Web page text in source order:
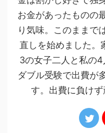
お金があったものの
り気味。このままで
直しを始めました。
3の女子二人と私の
ダブル受験で出費が
す。出費に負けず